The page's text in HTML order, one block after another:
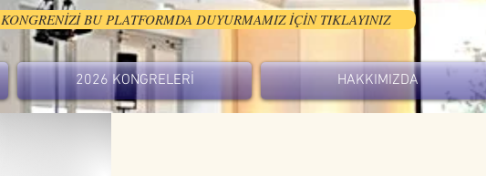
KONGRENİZİ BU PLATFORMDA DUYURMAMIZ İÇİN TIKLAYINIZ
2026 KONGRELERİ HAKKIMIZDA